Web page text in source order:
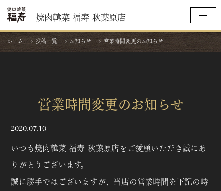
焼肉韓菜 福寿 秋葉原店
ホーム > 投稿一覧 > お知らせ > 営業時間変更のお知らせ
営業時間変更のお知らせ
2020.07.10
いつも焼肉韓菜 福寿 秋葉原店をご愛顧いただき誠にあ
りがとうございます。
誠に勝手ではございますが、当店の営業時間を下記の時